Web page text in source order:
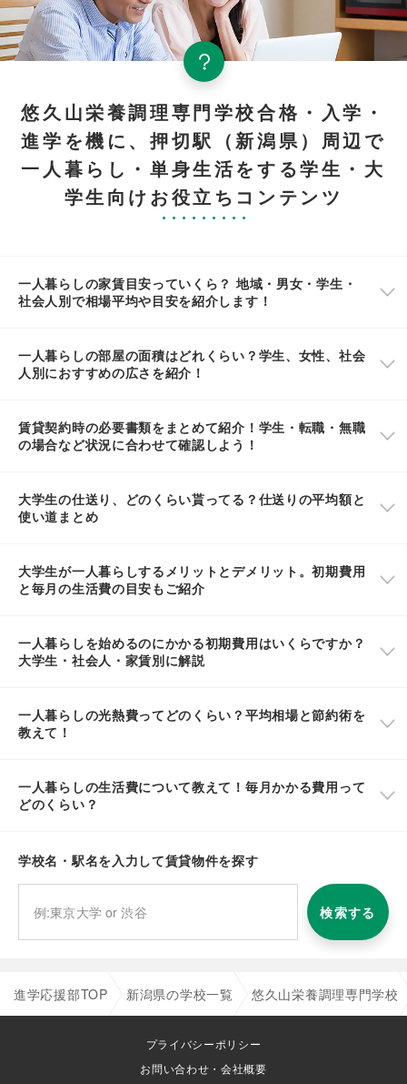
悠久山栄養調理専門学校合格・入学・
進学を機に、押切駅（新潟県）周辺で
一人暮らし・単身生活をする学生・大
学生向けお役立ちコンテンツ
一人暮らしの家賃目安っていくら？ 地域・男女・学生・
社会人別で相場平均や目安を紹介します！
一人暮らしの部屋の面積はどれくらい？学生、女性、社会
人別におすすめの広さを紹介！
賃貸契約時の必要書類をまとめて紹介！学生・転職・無職
の場合など状況に合わせて確認しよう！
大学生の仕送り、どのくらい貰ってる？仕送りの平均額と
使い道まとめ
大学生が一人暮らしするメリットとデメリット。初期費用
と毎月の生活費の目安もご紹介
一人暮らしを始めるのにかかる初期費用はいくらですか？
大学生・社会人・家賃別に解説
一人暮らしの光熱費ってどのくらい？平均相場と節約術を
教えて！
一人暮らしの生活費について教えて！毎月かかる費用って
どのくらい？
学校名・駅名を入力して賃貸物件を探す
検索する
進学応援部TOP 新潟県の学校一覧 悠久山栄養調理専門学校
プライバシーポリシー
お問い合わせ・会社概要